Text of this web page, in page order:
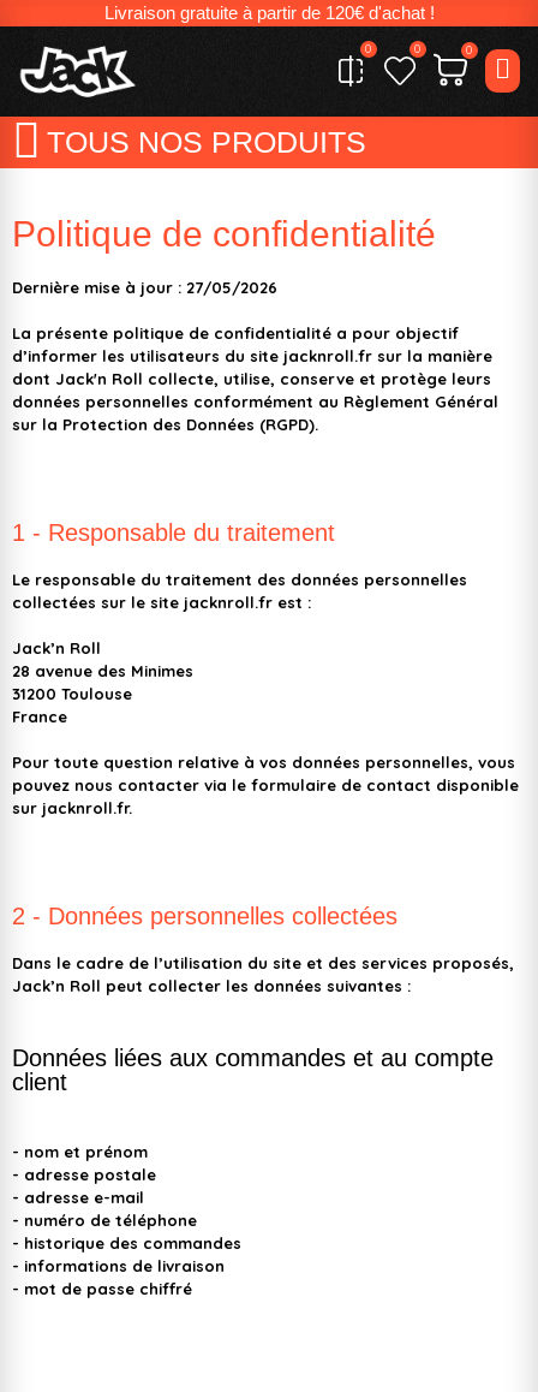
Livraison gratuite à partir de 120€ d'achat !
0 0 0
TOUS NOS PRODUITS
Politique de confidentialité
Dernière mise à jour : 27/05/2026
La présente politique de confidentialité a pour objectif
d’informer les utilisateurs du site jacknroll.fr sur la manière
dont Jack'n Roll collecte, utilise, conserve et protège leurs
données personnelles conformément au Règlement Général
sur la Protection des Données (RGPD).
1 - Responsable du traitement
Le responsable du traitement des données personnelles
collectées sur le site jacknroll.fr est :
Jack’n Roll
28 avenue des Minimes
31200 Toulouse
France
Pour toute question relative à vos données personnelles, vous
pouvez nous contacter via le formulaire de contact disponible
sur jacknroll.fr.
2 - Données personnelles collectées
Dans le cadre de l’utilisation du site et des services proposés,
Jack’n Roll peut collecter les données suivantes :
Données liées aux commandes et au compte
client
- nom et prénom
- adresse postale
- adresse e-mail
- numéro de téléphone
- historique des commandes
- informations de livraison
- mot de passe chiffré